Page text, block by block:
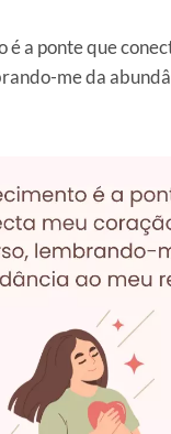
é a ponte que
me da